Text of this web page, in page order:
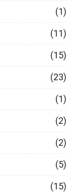
(1)
(11)
(15)
(23)
(1)
(2)
(2)
(5)
(15)